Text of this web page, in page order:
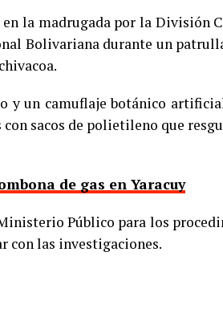
la madrugada por la División
Bolivariana durante un
y un camuflaje botánico
sacos de polietileno que
de gas en Yaracuy
Público para los
con las investigaciones.